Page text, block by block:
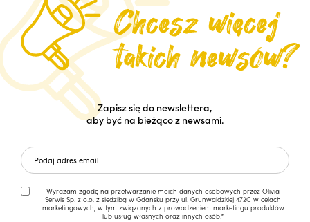
Zapisz się do newslettera,
aby być na bieżąco z newsami.
Wyrażam zgodę na przetwarzanie moich danych osobowych przez Olivia
Serwis Sp. z o.o. z siedzibą w Gdańsku przy ul. Grunwaldzkiej 472C w celach
marketingowych, w tym związanych z prowadzeniem marketingu produktów
lub usług własnych oraz innych osób.*